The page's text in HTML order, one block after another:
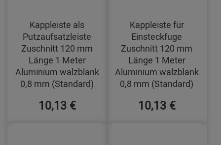
Kappleiste als
Putzaufsatzleiste
Zuschnitt 120 mm
Länge 1 Meter
Aluminium walzblank
0,8 mm (Standard)
10,13 €
Kappleiste für
Einsteckfuge
Zuschnitt 120 mm
Länge 1 Meter
Aluminium walzblank
0,8 mm (Standard)
10,13 €